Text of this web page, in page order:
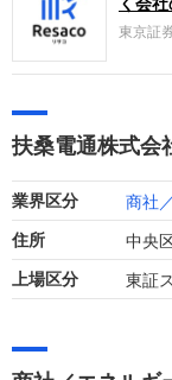
東京証
工や
直近の
扶桑電通株式会
業界区分 商社
住所 中央
上場区分 東証